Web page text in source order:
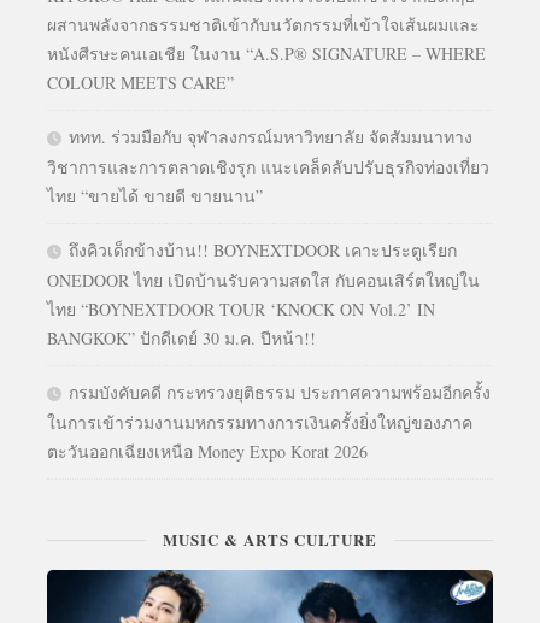
ผสานพลังจากธรรมชาติเข้ากับนวัตกรรมที่เข้าใจเส้นผมและ
หนังศีรษะคนเอเชีย ในงาน “A.S.P® SIGNATURE – WHERE
COLOUR MEETS CARE”
ททท. ร่วมมือกับ จุฬาลงกรณ์มหาวิทยาลัย จัดสัมมนาทาง
วิชาการและการตลาดเชิงรุก แนะเคล็ดลับปรับธุรกิจท่องเที่ยว
ไทย “ขายได้ ขายดี ขายนาน”
ถึงคิวเด็กข้างบ้าน!! BOYNEXTDOOR เคาะประตูเรียก
ONEDOOR ไทย เปิดบ้านรับความสดใส กับคอนเสิร์ตใหญ่ใน
ไทย “BOYNEXTDOOR TOUR ‘KNOCK ON Vol.2’ IN
BANGKOK” ปักดีเดย์ 30 ม.ค. ปีหน้า!!
กรมบังคับคดี กระทรวงยุติธรรม ประกาศความพร้อมอีกครั้ง
ในการเข้าร่วมงานมหกรรมทางการเงินครั้งยิ่งใหญ่ของภาค
ตะวันออกเฉียงเหนือ Money Expo Korat 2026
MUSIC & ARTS CULTURE